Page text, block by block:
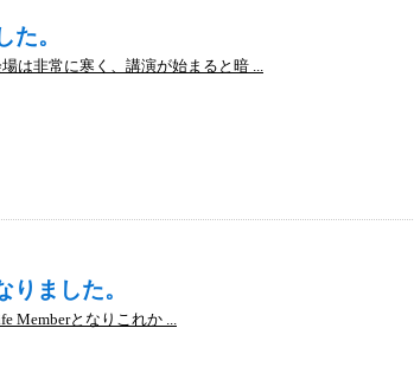
。
は非常に寒く、講演が始まると暗 ...
ました。
Memberとなりこれか ...